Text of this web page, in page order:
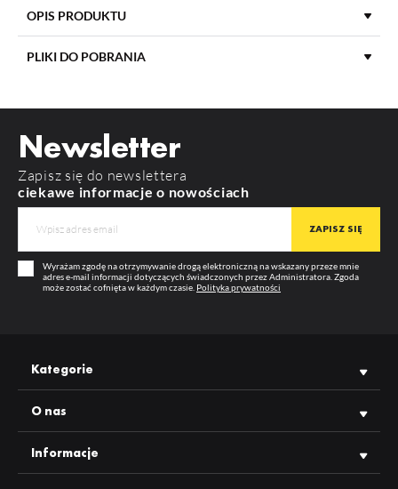
ZAŚLEPKI DO PROFILI LED
zalogowaniu
WIĘCEJ
OPIS PRODUKTU
DŁUGOŚĆ
GWARANCJA
PRODUCENT TOPMET
PLIKI DO POBRANIA
Newsletter
Zapisz się do newslettera
ciekawe informacje o nowościach
Wyrażam zgodę na otrzymywanie drogą elektroniczną na wskazany przeze mnie
adres e-mail informacji dotyczących świadczonych przez Administratora. Zgoda
może zostać cofnięta w każdym czasie. Polityka prywatności
Kategorie
O nas
Informacje